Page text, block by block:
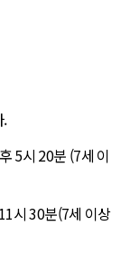
.
5시 20분 (7세 이
시 30분(7세 이상